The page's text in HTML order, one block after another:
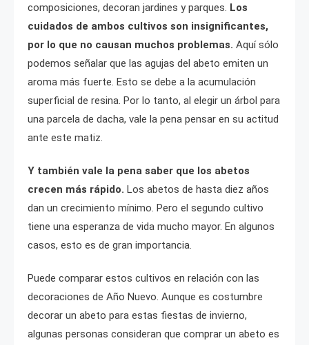
composiciones, decoran jardines y parques. Los
cuidados de ambos cultivos son insignificantes,
por lo que no causan muchos problemas. Aquí sólo
podemos señalar que las agujas del abeto emiten un
aroma más fuerte. Esto se debe a la acumulación
superficial de resina. Por lo tanto, al elegir un árbol para
una parcela de dacha, vale la pena pensar en su actitud
ante este matiz.
Y también vale la pena saber que los abetos
crecen más rápido. Los abetos de hasta diez años
dan un crecimiento mínimo. Pero el segundo cultivo
tiene una esperanza de vida mucho mayor. En algunos
casos, esto es de gran importancia.
Puede comparar estos cultivos en relación con las
decoraciones de Año Nuevo. Aunque es costumbre
decorar un abeto para estas fiestas de invierno,
algunas personas consideran que comprar un abeto es